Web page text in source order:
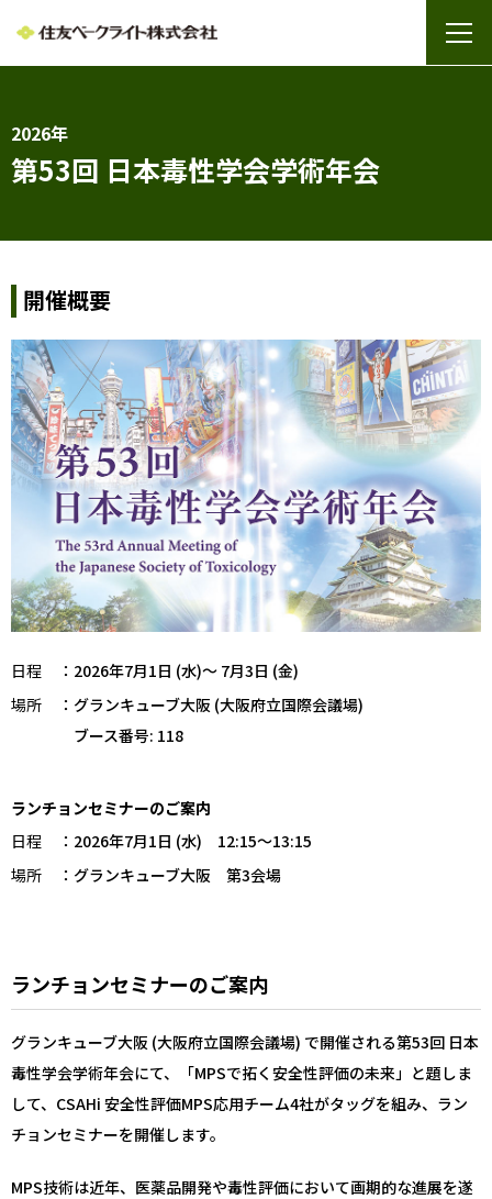
2026年
第53回 日本毒性学会学術年会
開催概要
日程 ： 2026年7月1日 (水)～ 7月3日 (金)
場所
： グランキューブ大阪 (大阪府立国際会議場)
ブース番号: 118
ランチョンセミナーのご案内
日程
： 2026年7月1日 (水) 12:15～13:15
場所
： グランキューブ大阪 第3会場
ランチョンセミナーのご案内
グランキューブ大阪 (大阪府立国際会議場) で開催される第53回 日本
毒性学会学術年会にて、「MPSで拓く安全性評価の未来」と題しま
して、CSAHi 安全性評価MPS応用チーム4社がタッグを組み、ラン
チョンセミナーを開催します。
MPS技術は近年、医薬品開発や毒性評価において画期的な進展を遂